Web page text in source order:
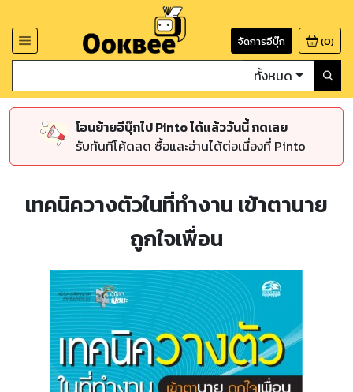
จัดการอีบุ๊ก (0)
ทั้งหมด
โอนย้ายอีบุ๊กไป Pinto ได้แล้ววันนี้ กดเลย
รับทันทีโค้ดลด ซื้อและอ่านได้ต่อเนื่องที่ Pinto
เทคนิควางตัวในที่ทำงาน เข้าตานาย
ถูกใจเพื่อน